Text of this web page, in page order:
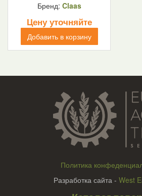
Бренд: Claas
Цену уточняйте
Добавить в корзину
Политика
Разработка сайта - West